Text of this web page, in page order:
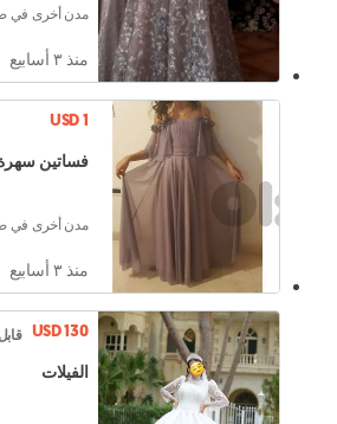
مدن أخرى في
منذ ٣ أسابيع
USD 1
فساتين
مدن أخرى في
منذ ٣ أسابيع
USD 130
الفيلات